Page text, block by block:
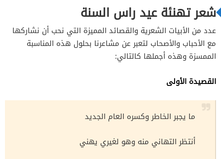
شعر تهنئة عيد راس السنة
عدد من الأبيات الشعرية والقصائد المميزة التي نحب أن نشاركها
مع الأحباب والأصحاب لتعبر عن مشاعرنا بحلول هذه المناسبة
الممسزة وهذه أجملها كالتالي:
القصيدة الأولى
ما يجبر الخاطر وكسره العام الجديد
أنتظر التهاني منه وهو لغيري يهني